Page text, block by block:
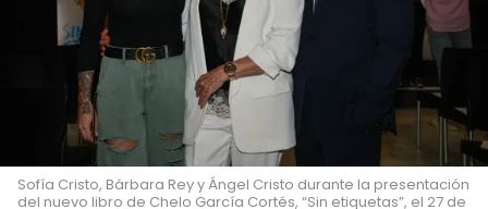
Sofía Cristo, Bárbara Rey y Ángel Cristo durante la presentación
del nuevo libro de Chelo García Cortés, “Sin etiquetas”, el 27 de